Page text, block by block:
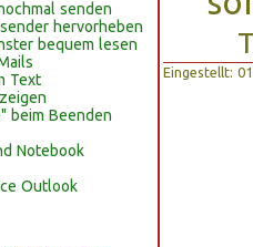
senden
hervorheben
bequem lesen
Text
beim Beenden
Notebook
Outlook
Eingestellt: